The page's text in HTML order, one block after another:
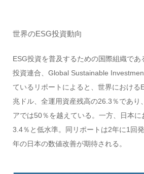
世界のESG投資動向
ESG投資を普及するための国際組織で
投資連合、Global Sustainable
ているリポートによると、世界における
兆ドル、全運用資産残高の26.3％であり
アでは50％を越えている。一方、日本
3.4％と低水準。同リポートは2年に1回
年の日本の数値改善が期待される。